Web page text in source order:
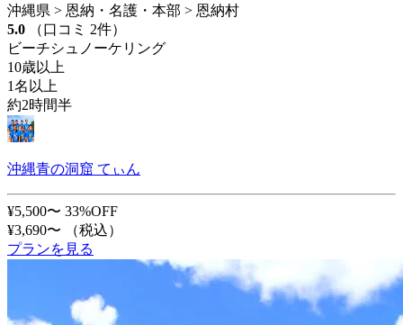
沖縄県 > 恩納・名護・本部 > 恩納村
5.0
（口コミ 2件）
ビーチシュノーケリング
10歳以上
1名以上
約2時間半
沖縄青の洞窟 てぃん
¥5,500〜 33%OFF
¥3,690〜
（税込）
プランを見る